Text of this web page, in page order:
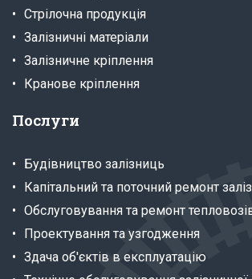
Послуги
Будівництво залізниць
Капітальний та поточний ремонт
Обслуговування та ремонт
Проектування та узгодження
Здача об'єктів в експлуатацію
Стрілочна продукція
Залізничні матеріали
Залізничне кріплення
Кранове кріплення